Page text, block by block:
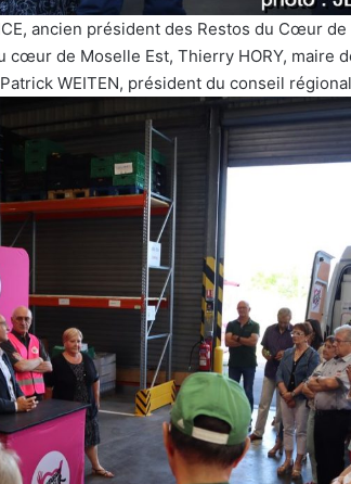
ancien président des Restos du Cœur
cœur de Moselle Est, Thierry HORY, maire
WEITEN, président du conseil